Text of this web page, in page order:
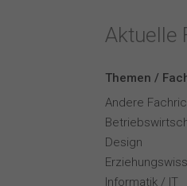
Aktuelle
Themen /
Andere
Design
Informatik / IT